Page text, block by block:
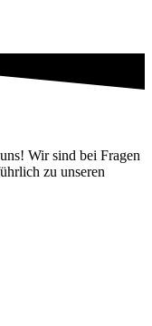
Wir sind bei Fragen
zu unseren